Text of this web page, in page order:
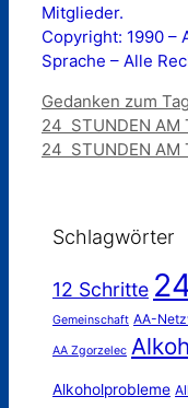
Mitglieder.
Copyright: 1990 –
Sprache – Alle
Kategorien
Gedanken zum Tag
24 STUNDEN AM
24 STUNDEN AM
Schlagwörter
12 Schritte
Gemeinschaft AA-
AA Zgorzelec
Alkoholprobleme